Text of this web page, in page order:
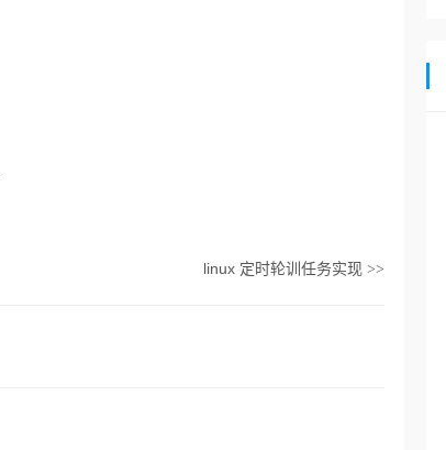
linux 定时轮训任务实现 >>